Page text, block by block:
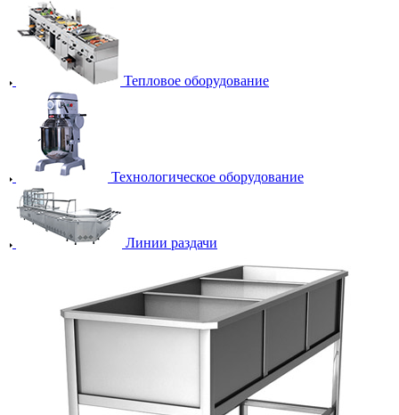
Тепловое оборудование
Технологическое оборудование
Линии раздачи